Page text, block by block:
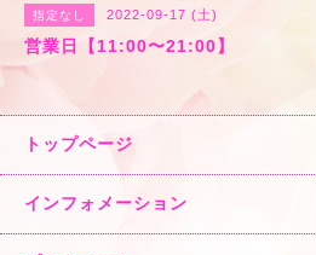
指定なし 2022-09-17 (土)
営業日【11:00〜21:00】
トップページ
インフォメーション